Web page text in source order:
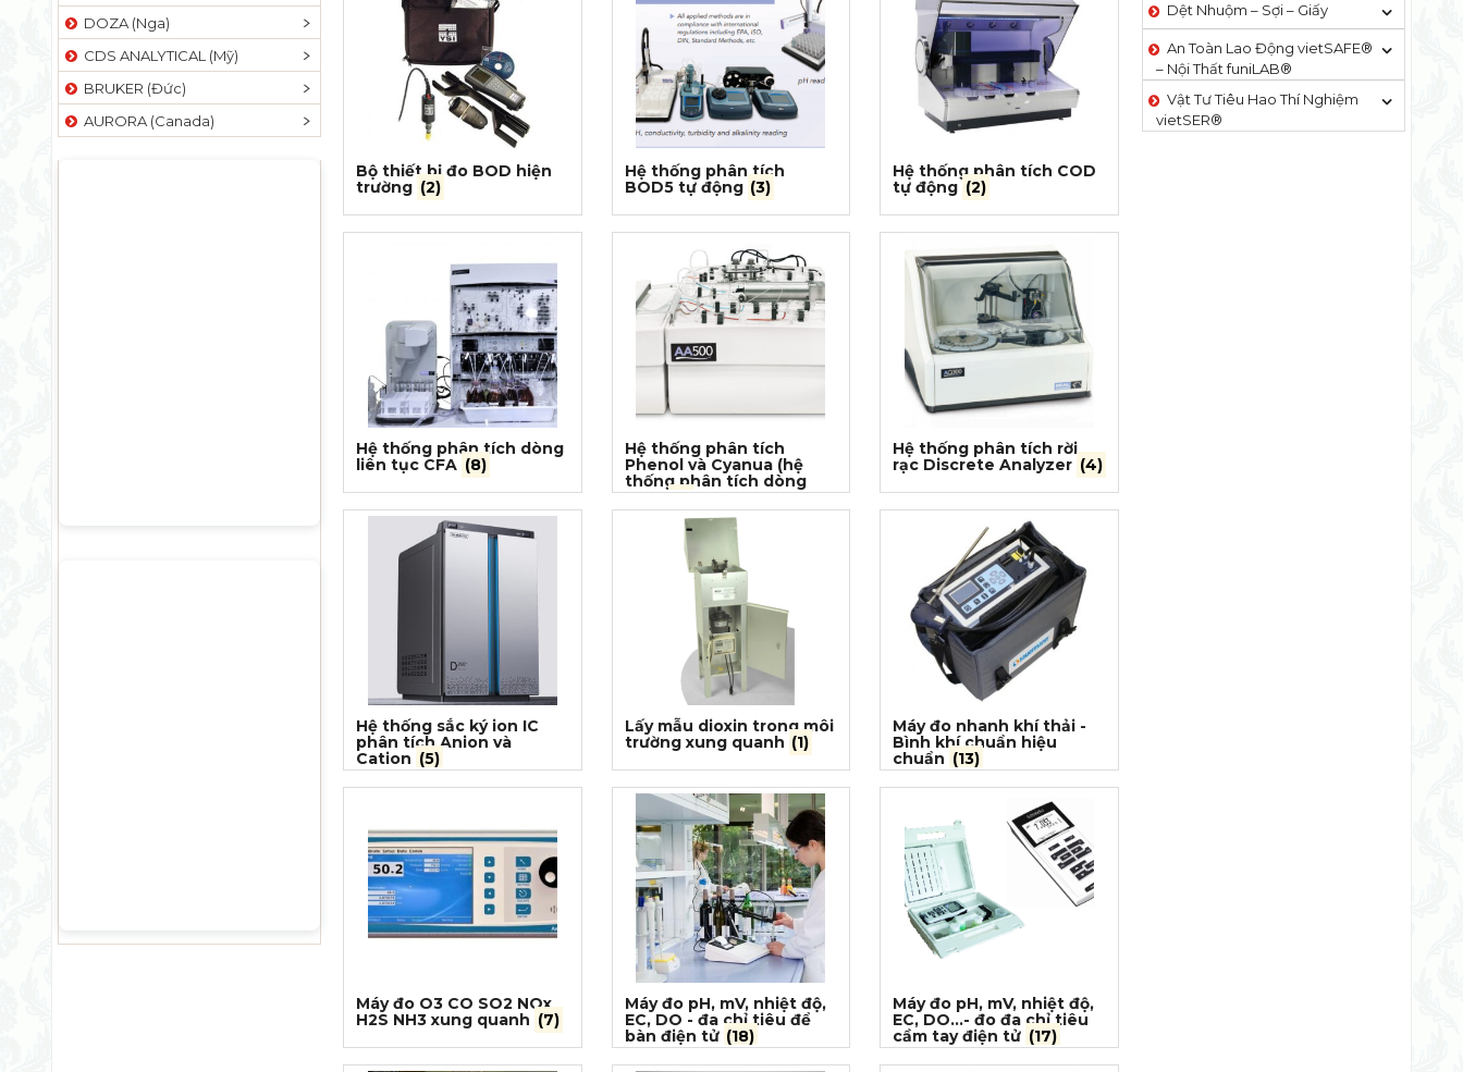
DOZA (Nga)
CDS ANALYTICAL (Mỹ)
BRUKER (Đức)
AURORA (Canada)
Bộ thiết bị đo BOD hiện
trường (2)
Hệ thống phân tích
BOD5 tự động (3)
Hệ thống phân tích COD
tự động (2)
Hệ thống phân tích dòng
liên tục CFA (8)
Hệ thống phân tích
Phenol và Cyanua (hệ
thống phân tích dòng
CFA)(3)
Hệ thống phân tích rời
rạc Discrete Analyzer (4)
Hệ thống sắc ký ion IC
phân tích Anion và
Cation (5)
Lấy mẫu dioxin trong môi
trường xung quanh (1)
Máy đo nhanh khí thải -
Bình khí chuẩn hiệu
chuẩn (13)
Máy đo O3 CO SO2 NOx
H2S NH3 xung quanh (7)
Máy đo pH, mV, nhiệt độ,
EC, DO - đa chỉ tiêu để
bàn điện tử (18)
Máy đo pH, mV, nhiệt độ,
EC, DO...- đo đa chỉ tiêu
cầm tay điện tử (17)
Dệt Nhuộm – Sợi – Giấy
An Toàn Lao Động vietSAFE®
– Nội Thất funiLAB®
Vật Tư Tiêu Hao Thí Nghiệm
vietSER®